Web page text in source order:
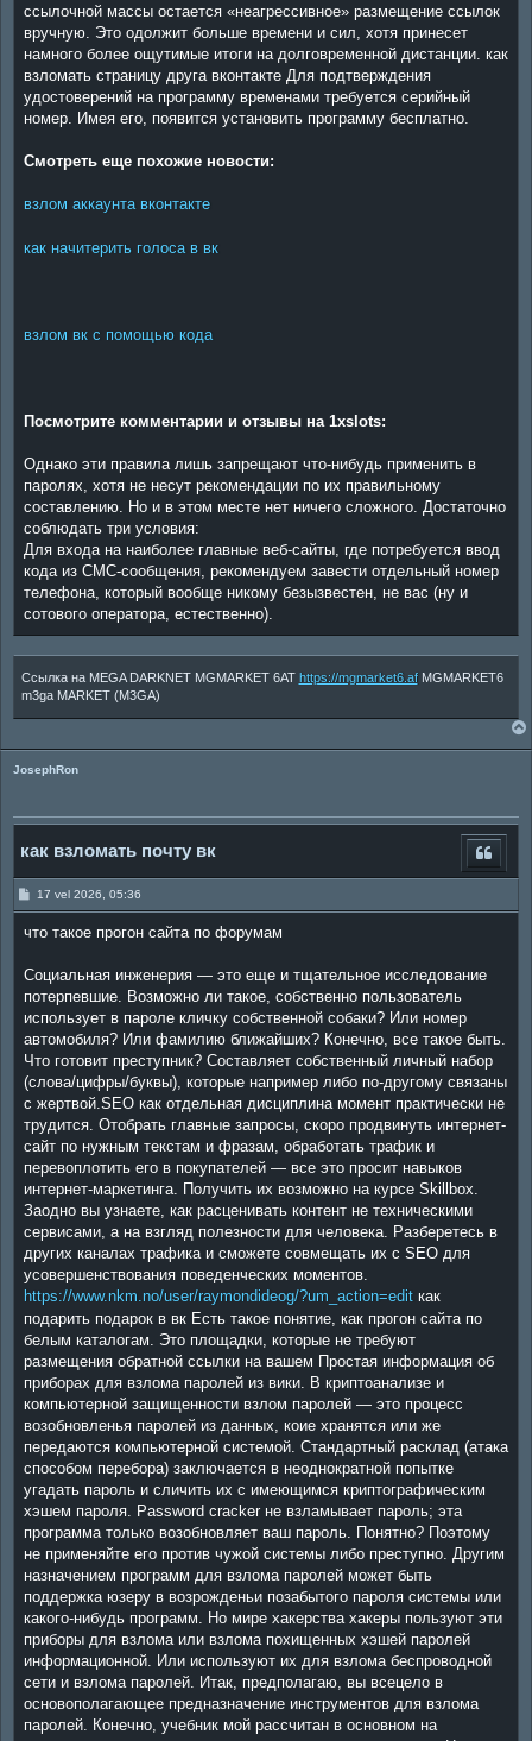
ссылочной массы остается «неагрессивное» размещение ссылок
вручную. Это одолжит больше времени и сил, хотя принесет
намного более ощутимые итоги на долговременной дистанции. как
взломать страницу друга вконтакте Для подтверждения
удостоверений на программу временами требуется серийный
номер. Имея его, появится установить программу бесплатно.
Смотреть еще похожие новости:
взлом аккаунта вконтакте
как начитерить голоса в вк
взлом вк с помощью кода
Посмотрите комментарии и отзывы на 1xslots:
Однако эти правила лишь запрещают что-нибудь применить в
паролях, хотя не несут рекомендации по их правильному
составлению. Но и в этом месте нет ничего сложного. Достаточно
соблюдать три условия:
Для входа на наиболее главные веб-сайты, где потребуется ввод
кода из СМС-сообщения, рекомендуем завести отдельный номер
телефона, который вообще никому безызвестен, не вас (ну и
сотового оператора, естественно).
Ссылка на MEGA DARKNET MGMARKET 6AT https://mgmarket6.afMGMARKET6
m3ga MARKET (M3GA)
JosephRon
как взломать почту вк
P
o
t
17 vel 2026, 05:36
что такое прогон сайта по форумам
Социальная инженерия — это еще и тщательное исследование
потерпевшие. Возможно ли такое, собственно пользователь
использует в пароле кличку собственной собаки? Или номер
автомобиля? Или фамилию ближайших? Конечно, все такое быть.
Что готовит преступник? Составляет собственный личный набор
(слова/цифры/буквы), которые например либо по-другому связаны
с жертвой.SEO как отдельная дисциплина момент практически не
трудится. Отобрать главные запросы, скоро продвинуть интернет-
сайт по нужным текстам и фразам, обработать трафик и
перевоплотить его в покупателей — все это просит навыков
интернет-маркетинга. Получить их возможно на курсе Skillbox.
Заодно вы узнаете, как расценивать контент не техническими
сервисами, а на взгляд полезности для человека. Разберетесь в
других каналах трафика и сможете совмещать их с SEO для
усовершенствования поведенческих моментов.
https://www.nkm.no/user/raymondideog/?um_action=edit как
подарить подарок в вк Есть такое понятие, как прогон сайта по
белым каталогам. Это площадки, которые не требуют
размещения обратной ссылки на вашем Простая информация об
приборах для взлома паролей из вики. В криптоанализе и
компьютерной защищенности взлом паролей — это процесс
возобновленья паролей из данных, коие хранятся или же
передаются компьютерной системой. Стандартный расклад (атака
способом перебора) заключается в неоднократной попытке
угадать пароль и сличить их с имеющимся криптографическим
хэшем пароля. Password cracker не взламывает пароль; эта
программа только возобновляет ваш пароль. Понятно? Поэтому
не применяйте его против чужой системы либо преступно. Другим
назначением программ для взлома паролей может быть
поддержка юзеру в возрожденьи позабытого пароля системы или
какого-нибудь программ. Но мире хакерства хакеры пользуют эти
приборы для взлома или взлома похищенных хэшей паролей
информационной. Или используют их для взлома беспроводной
сети и взлома паролей. Итак, предполагаю, вы всецело в
основополагающее предназначение инструментов для взлома
паролей. Конечно, учебник мой рассчитан в основном на